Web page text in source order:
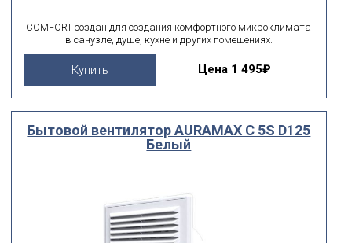
COMFORT создан для создания комфортного микроклимата
в санузле, душе, кухне и других помещениях.
Купить Цена 1 495₽
Бытовой вентилятор AURAMAX C 5S D125
Белый